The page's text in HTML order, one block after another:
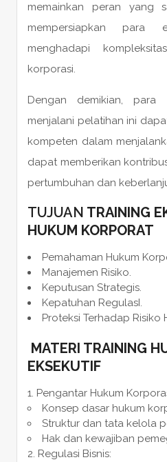
memainkan peran yang
mempersiapkan para
menghadapi
korporasi.
Dengan demikian, para
menjalani pelatihan ini
kompeten dalam
dapat memberikan
pertumbuhan dan
TUJUAN TRAINING
HUKUM KORPORAT
Pemahaman Hukum
Manajemen Risiko.
Keputusan Strategis.
Kepatuhan RegulasI.
Proteksi Terhadap Risiko
MATERI TRAINING
EKSEKUTIF
Pengantar Hukum
Konsep dasar hukum
Struktur dan tata kelola
Hak dan kewajiban
Regulasi Bisnis: